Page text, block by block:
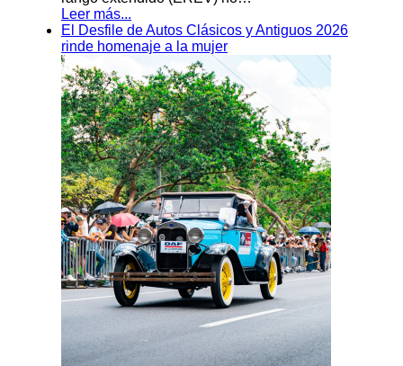
Leer más...
El Desfile de Autos Clásicos y Antiguos 2026
rinde homenaje a la mujer